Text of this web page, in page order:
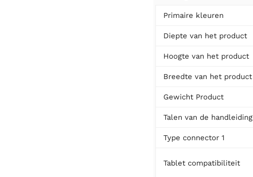
Primaire kleuren
Diepte van het product
Hoogte van het product
Breedte van het product
Gewicht Product
Talen van de handleiding
Type connector 1
Tablet compatibiliteit